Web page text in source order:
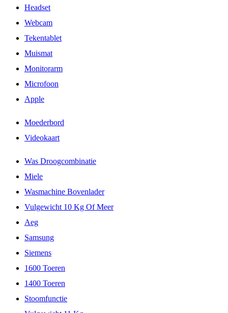
Headset
Webcam
Tekentablet
Muismat
Monitorarm
Microfoon
Apple
Moederbord
Videokaart
Was Droogcombinatie
Miele
Wasmachine Bovenlader
Vulgewicht 10 Kg Of Meer
Aeg
Samsung
Siemens
1600 Toeren
1400 Toeren
Stoomfunctie